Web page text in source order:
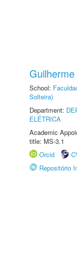
School:
Solteira)
Department:
ELÉTRICA
Academic
title: MS-3.1
Orcid
Repositório